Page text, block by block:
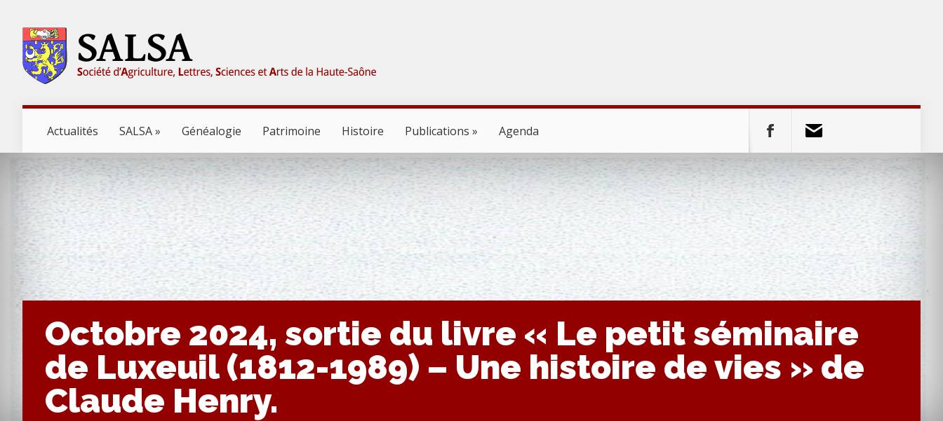
Actualités SALSA Généalogie Patrimoine Histoire Publications Agenda
Octobre 2024, sortie du livre « Le petit séminaire
de Luxeuil (1812-1989) – Une histoire de vies » de
Claude Henry.